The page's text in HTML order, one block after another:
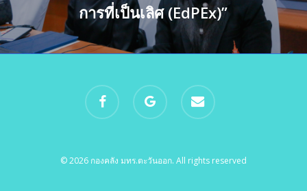
การที่เป็นเลิศ (EdPEx)”
facebook
google-
plus
email
© 2026 กองคลัง มทร.ตะวันออก. All rights reserved